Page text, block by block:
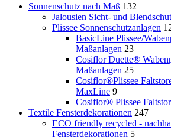
Sonnenschutz nach Maß 132
Jalousien Sicht- und
Plissee Sonnenschutzanlagen
BasicLine Plissee/
Maßanlagen 23
Cosiflor Duette®
Maßanlagen 25
Cosiflor®Plissee
MaxLine 9
Cosiflor® Plissee
Textile Fensterdekorationen 247
ECO friendly recycled -
Fensterdekorationen 5